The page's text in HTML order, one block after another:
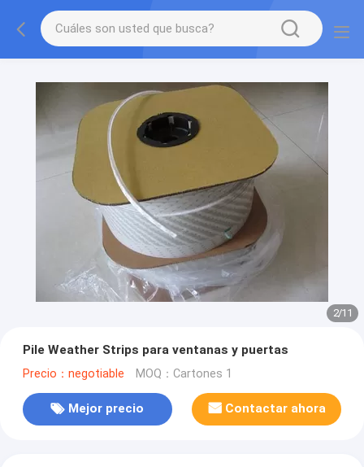
2/11
Pile Weather Strips para ventanas y puertas
Precio：negotiable MOQ：Cartones 1
Mejor precio Contactar ahora